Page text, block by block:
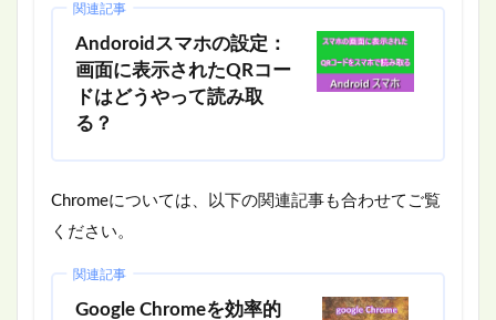
関連記事
Andoroidスマホの設定：
画面に表示されたQRコー
ドはどうやって読み取
る？
Chromeについては、以下の関連記事も合わせてご覧
ください。
関連記事
Google Chromeを効率的